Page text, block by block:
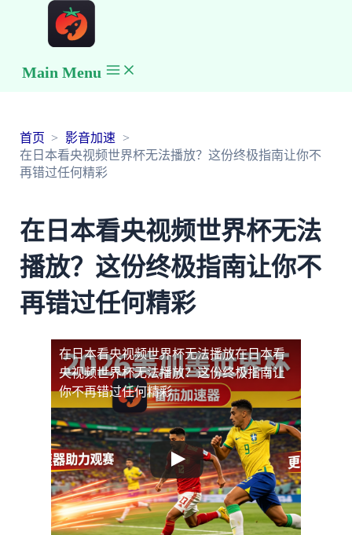
Main Menu
首页
影音加速
在日本看央视频世界杯无法播放？这份终极指南让你不
再错过任何精彩
在日本看央视频世界杯无法
播放？这份终极指南让你不
再错过任何精彩
在日本看央视频世界杯无法播放在日本看
央视频世界杯无法播放？这份终极指南让
你不再错过任何精彩